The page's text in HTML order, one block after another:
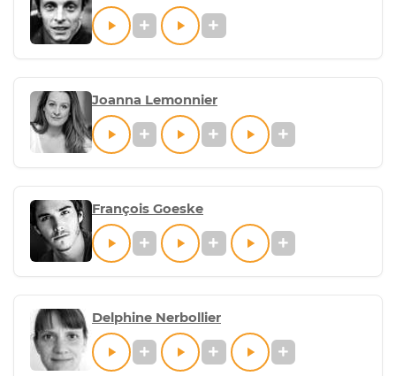
Joanna Lemonnier
François Goeske
Delphine Nerbollier